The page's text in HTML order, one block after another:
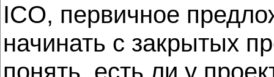
ICO, первичное
начинать с закрытых
понять, есть ли у